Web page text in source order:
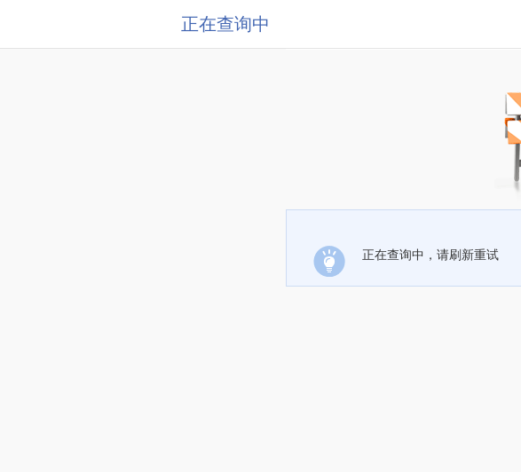
正在查询中
正在查询中，请刷新重试